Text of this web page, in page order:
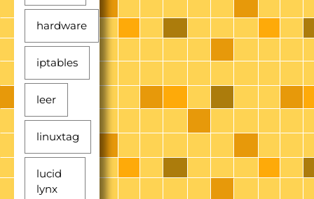
hardware
iptables
leer
linuxtag
lucid
lynx